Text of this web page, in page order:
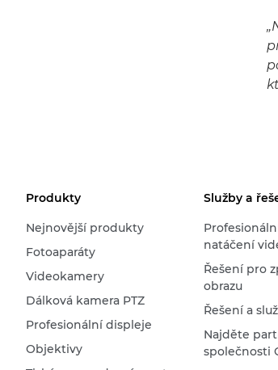
Produkty
Nejnovější produkty
Fotoaparáty
Videokamery
Dálková kamera PTZ
Profesionální displeje
Objektivy
Služby a
natáčení
Řešení pro
obrazu
Řešení a
Najděte
společnosti